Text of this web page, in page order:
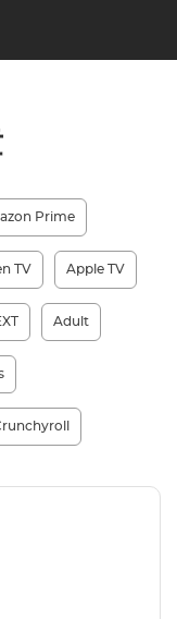
Prime
TV Apple TV
Adult